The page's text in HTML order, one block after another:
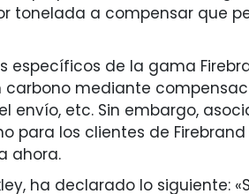
tonelada a compensar que
específicos de la gama
mediante
etc. Sin embargo,
para los clientes de
ahora.
ha declarado lo siguiente: